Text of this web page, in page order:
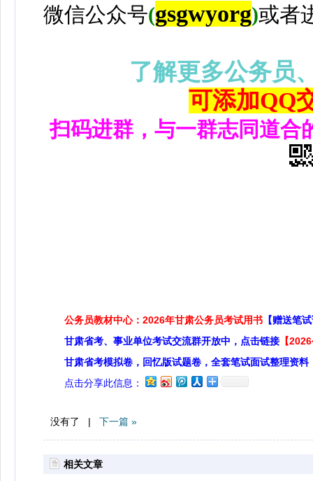
微信公众号(gsgwyorg)或者
了解更多公务员
可添加QQ
扫码进群，与一群志同道合
公务员教材中心：2026年甘肃公务员考试用书 【赠送笔
甘肃省考、事业单位考试交流群开放中，点击链接 【
甘肃省考模拟卷，回忆版试题卷，全套笔试面试整理资料
点击分享此信息：
没有了 | 下一篇 »
相关文章